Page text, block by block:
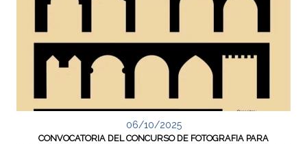
06/10/2025
CONVOCATORIA DEL CONCURSO DE FOTOGRAFIA PARA